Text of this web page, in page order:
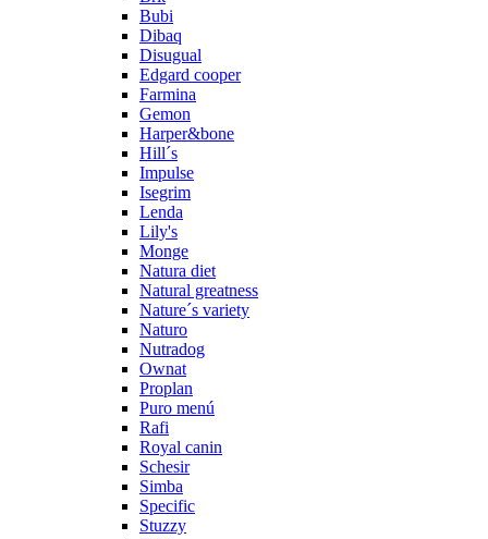
Bubi
Dibaq
Disugual
Edgard cooper
Farmina
Gemon
Harper&bone
Hill´s
Impulse
Isegrim
Lenda
Lily's
Monge
Natura diet
Natural greatness
Nature´s variety
Naturo
Nutradog
Ownat
Proplan
Puro menú
Rafi
Royal canin
Schesir
Simba
Specific
Stuzzy